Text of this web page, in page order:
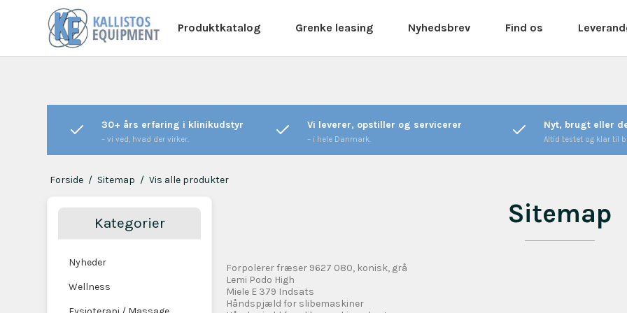
Produktkatalog Grenke leasing Nyhedsbrev Find os
30+ års erfaring i klinikudstyr
– vi ved, hvad der virker.
Vi leverer, opstiller og servicerer
– i hele Danmark.
Nyt, brugt eller
Altid testet og klar til
Forside / Sitemap / Vis alle produkter
Kategorier
Nyheder
Wellness
Sitemap
Forpolerer fræser 9627 080, konisk, grå
Lemi Podo High
Miele E 379 Indsats
​Håndspjæld for slibemaskiner